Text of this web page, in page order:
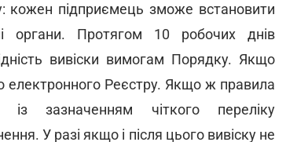
кожен підприємець зможе встановити
органи. Протягом 10 робочих днів
вивіски вимогам Порядку. Якщо
електронного Реєстру. Якщо ж правила
із зазначенням чіткого переліку
У разі якщо і після цього вивіску не